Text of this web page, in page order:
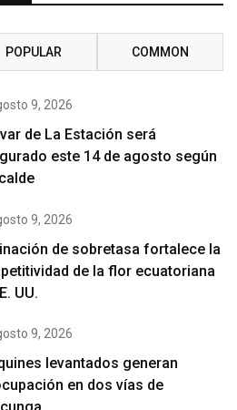
POPULAR COMMON
9, 2026
de La Estación será
este 14 de agosto según
9, 2026
de sobretasa fortalece la
de la flor ecuatoriana
UU.
9, 2026
levantados generan
en dos vías de